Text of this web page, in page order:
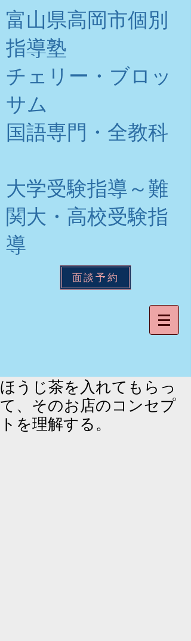
富山県高岡市個別
指導塾
チェリー・ブロッ
サム
​国語専門・全教科
大学受験指導～難
関大・高校受験指
導
面談予約
ほうじ茶を入れてもらっ
て、そのお店のコンセプ
トを理解する。